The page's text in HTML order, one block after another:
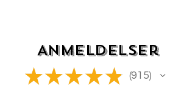
Anmeldelser
★ ★ ★ ★ ★ 915
915